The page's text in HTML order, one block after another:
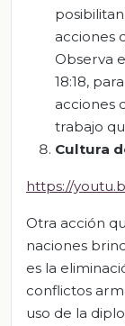
acciones
Observa
18:18,
acciones
trabajo
Cultura
https://
Otra acción
naciones
es la
conflictos
uso de la